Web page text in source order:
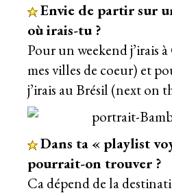
Envie de partir sur
où irais-tu ?
Pour un weekend j’irais
mes villes de coeur) et
j’irais au Brésil (next on
Dans ta « playlist
pourrait-on trouver ?
Ca dépend de la